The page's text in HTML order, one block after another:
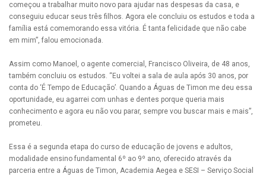
começou a trabalhar muito novo para ajudar nas despesas da casa, e
conseguiu educar seus três filhos. Agora ele concluiu os estudos e toda a
família está comemorando essa vitória. É tanta felicidade que não cabe
em mim”, falou emocionada.
Assim como Manoel, o agente comercial, Francisco Oliveira, de 48 anos,
também concluiu os estudos. “Eu voltei a sala de aula após 30 anos, por
conta do ‘É Tempo de Educação’. Quando a Águas de Timon me deu essa
oportunidade, eu agarrei com unhas e dentes porque queria mais
conhecimento e agora eu não vou parar, sempre vou buscar mais e mais”,
prometeu.
Essa é a segunda etapa do curso de educação de jovens e adultos,
modalidade ensino fundamental 6º ao 9º ano, oferecido através da
parceria entre a Águas de Timon, Academia Aegea e SESI – Serviço Social